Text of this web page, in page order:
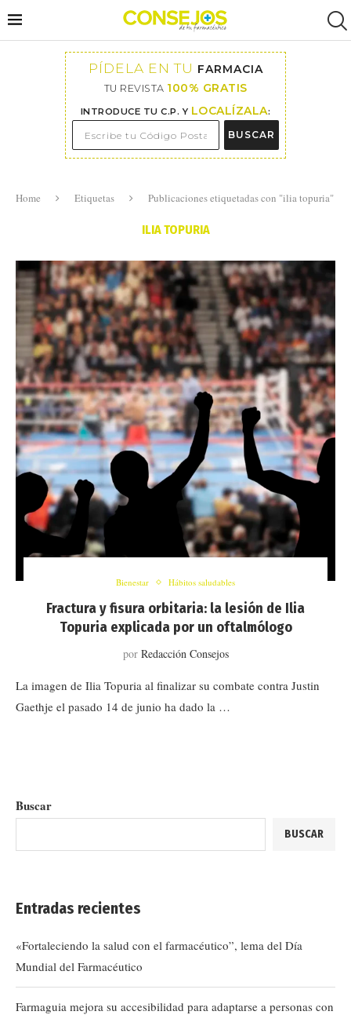
PÍDELA EN TU FARMACIA
TU REVISTA 100% GRATIS
INTRODUCE TU C.P. Y LOCALÍZALA:
BUSCAR
Home Etiquetas Publicaciones etiquetadas con "ilia topuria"
ILIA TOPURIA
Bienestar Hábitos saludables
Fractura y fisura orbitaria: la lesión de Ilia
Topuria explicada por un oftalmólogo
por Redacción Consejos
La imagen de Ilia Topuria al finalizar su combate contra Justin
Gaethje el pasado 14 de junio ha dado la …
Buscar
BUSCAR
Entradas recientes
«Fortaleciendo la salud con el farmacéutico”, lema del Día
Mundial del Farmacéutico
Farmaguia mejora su accesibilidad para adaptarse a personas con